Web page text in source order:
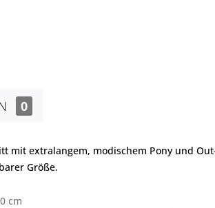
0
mit extralangem, modischem Pony und
Größe.
cm